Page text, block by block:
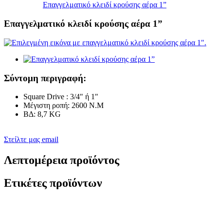
Επαγγελματικό κλειδί κρούσης αέρα 1”
Επαγγελματικό κλειδί κρούσης αέρα 1”
Σύντομη περιγραφή:
Square Drive : 3/4" ή 1"
Μέγιστη ροπή: 2600 N.M
ΒΔ: 8,7 KG
Στείλτε μας email
Λεπτομέρεια προϊόντος
Ετικέτες προϊόντων